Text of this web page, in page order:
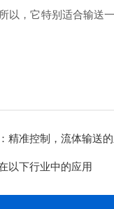
以，它特别适合输送
精准控制，流体输送
以下行业中的应用